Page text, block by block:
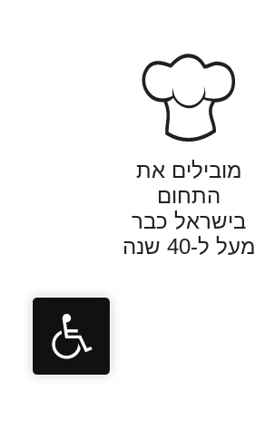
מובילים את
התחום
בישראל כבר
מעל ל-40 שנה